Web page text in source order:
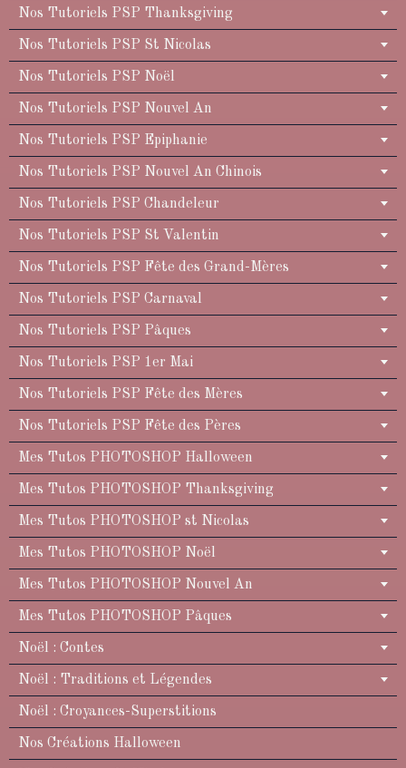
Nos Tutoriels PSP Thanksgiving
Nos Tutoriels PSP St Nicolas
Nos Tutoriels PSP Noël
Nos Tutoriels PSP Nouvel An
Nos Tutoriels PSP Epiphanie
Nos Tutoriels PSP Nouvel An Chinois
Nos Tutoriels PSP Chandeleur
Nos Tutoriels PSP St Valentin
Nos Tutoriels PSP Fête des Grand-Mères
Nos Tutoriels PSP Carnaval
Nos Tutoriels PSP Pâques
Nos Tutoriels PSP 1er Mai
Nos Tutoriels PSP Fête des Mères
Nos Tutoriels PSP Fête des Pères
Mes Tutos PHOTOSHOP Halloween
Mes Tutos PHOTOSHOP Thanksgiving
Mes Tutos PHOTOSHOP st Nicolas
Mes Tutos PHOTOSHOP Noël
Mes Tutos PHOTOSHOP Nouvel An
Mes Tutos PHOTOSHOP Pâques
Noël : Contes
Noël : Traditions et Légendes
Noël : Croyances-Superstitions
Nos Créations Halloween